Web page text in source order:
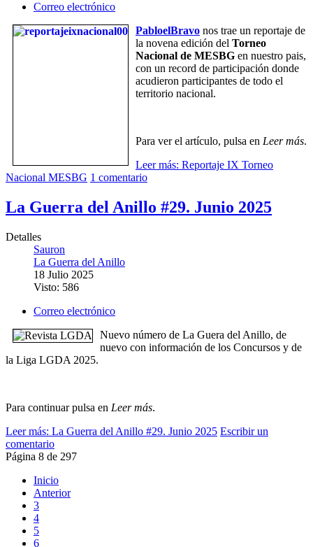
Correo electrónico
PabloelBravo nos trae un reportaje de
la novena edición del Torneo
Nacional de MESBG en nuestro pais,
con un record de participación donde
acudieron participantes de todo el
territorio nacional.
Para ver el artículo, pulsa en Leer más.
Leer más: Reportaje IX Torneo
Nacional MESBG 1 comentario
La Guerra del Anillo #29. Junio 2025
Detalles
Sauron
La Guerra del Anillo
18 Julio 2025
Visto: 586
Correo electrónico
Nuevo número de La Guera del Anillo, de
nuevo con información de los Concursos y de
la Liga LGDA 2025.
Para continuar pulsa en Leer más.
Leer más: La Guerra del Anillo #29. Junio 2025 Escribir un
comentario
Página 8 de 297
Inicio
Anterior
3
4
5
6